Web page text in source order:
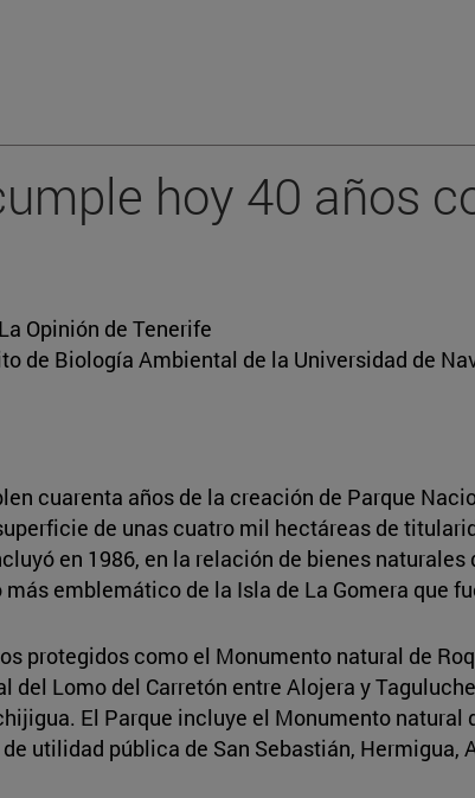
hoy 40 años
Opinión de Tenerife
de Biología Ambiental de la Universidad de
cuarenta años de la creación de Parque
de unas cuatro mil hectáreas de
en 1986, en la relación de bienes
emblemático de la Isla de La Gomera que
protegidos como el Monumento natural de
Lomo del Carretón entre Alojera y
El Parque incluye el Monumento natural
utilidad pública de San Sebastián, Hermigua,